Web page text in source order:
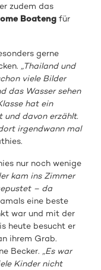
zudem das
Boateng für
gerne
„Thailand und
viele Bilder
das Wasser sehen
hat ein
und davon erzählt.
irgendwann mal
nur noch wenige
kam ins Zimmer
– da
eine beste
war und mit der
heute besucht er
ihrem Grab.
Becker. „Es war
Kinder nicht